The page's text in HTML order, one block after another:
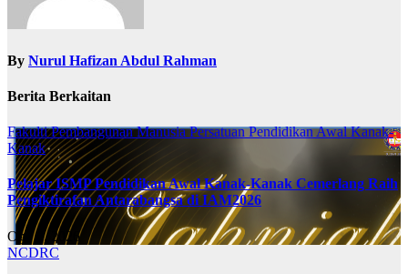
By Nurul Hafizan Abdul Rahman
Berita Berkaitan
Fakulti Pembangunan ManusiaPersatuan Pendidikan Awal Kanak-
Kanak
Pelajar ISMP Pendidikan Awal Kanak-Kanak Cemerlang Raih
Pengiktirafan Antarabangsa di IAM2026
Ogo 6, 2026
NCDRC